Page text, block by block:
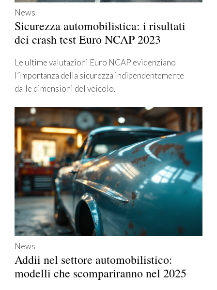
News
Sicurezza automobilistica: i risultati
dei crash test Euro NCAP 2023
Le ultime valutazioni Euro NCAP evidenziano
l’importanza della sicurezza indipendentemente
dalle dimensioni del veicolo.
News
Addii nel settore automobilistico:
modelli che scompariranno nel 2025